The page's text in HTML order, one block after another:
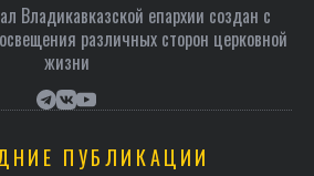
Владикавказской епархии создан c
различных сторон церковной
жизни
ПУБЛИКАЦИИ